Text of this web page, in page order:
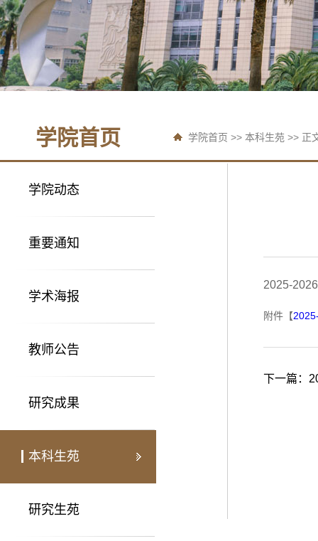
学院首页 学院首页 >> 本科生苑 >> 正
学院动态
重要通知
学术海报
教师公告
研究成果
本科生苑
研究生苑
2025-
附件【
下一篇：